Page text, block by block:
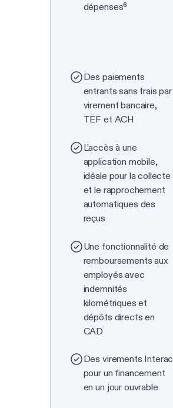
dépenses⁶
Des paiements
entrants sans frais par
virement bancaire,
TEF et ACH
L’accès à une
application mobile,
idéale pour la collecte
et le rapprochement
automatiques des
reçus
Une fonctionnalité de
remboursements aux
employés avec
indemnités
kilométriques et
dépôts directs en
CAD
Des virements Interac
pour un financement
en un jour ouvrable